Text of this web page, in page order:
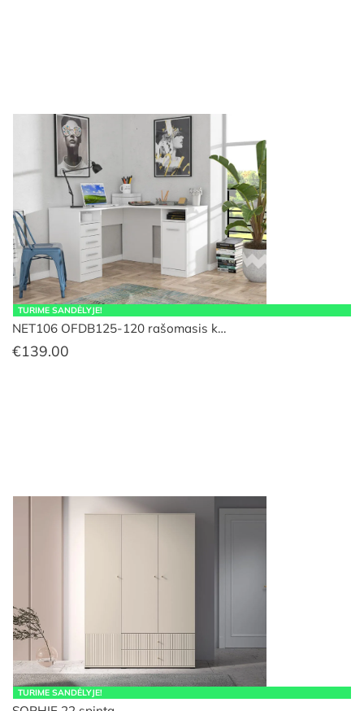
TURIME SANDĖLYJE!
NET106 OFDB125-120 rašomasis k…
€139.00
TURIME SANDĖLYJE!